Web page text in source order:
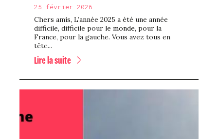
25 février 2026
Chers amis, L’année 2025 a été une année
difficile, difficile pour le monde, pour la
France, pour la gauche. Vous avez tous en
tête...
Lire la suite